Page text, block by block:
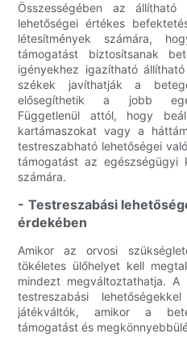
Összességében az
lehetőségei értékes
létesítmények számára,
támogatást biztosítsanak
igényekhez igazítható
székek javíthatják a
elősegíthetik a jobb
Függetlenül attól, hogy
kartámaszokat vagy a
testreszabható lehetőségei
támogatást az egészségügyi
számára.
- Testreszabási
érdekében
Amikor az orvosi
tökéletes ülőhelyet kell
mindezt megváltoztathatja. A
testreszabási
játékváltók, amikor a
támogatást és